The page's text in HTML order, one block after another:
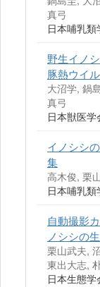
真弓
日本哺乳
野生イノ
豚熱ウイ
大沼学, 鍋
真弓
日本獣医学
イノシシ
集
高木俊, 栗
日本哺乳
自動撮影
ノシシの
栗山武夫,
東出大志,
日本生態学